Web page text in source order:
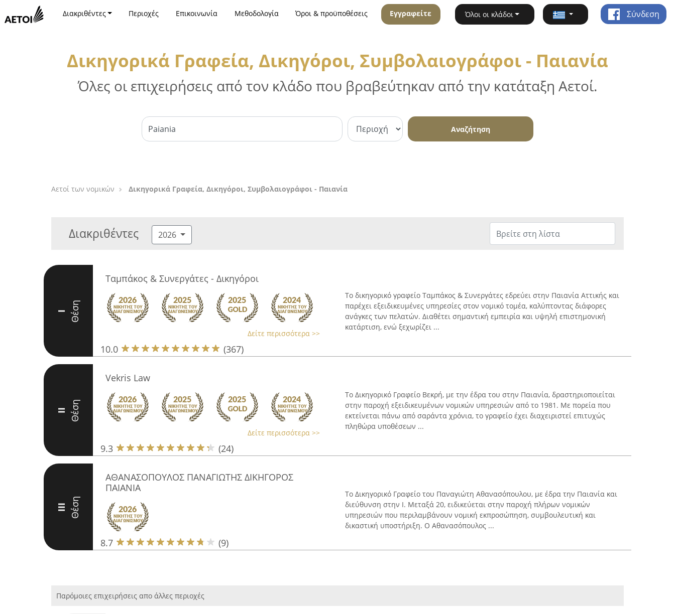
Διακριθέντες Περιοχές Επικοινωνία Μεθοδολογία Όροι & προϋποθέσεις Εγγραφείτε Όλοι οι κλάδοι Σύνδεση
Δικηγορικά Γραφεία, Δικηγόροι, Συμβολαιογράφοι - Παιανία
Όλες οι επιχειρήσεις από τον κλάδο που βραβεύτηκαν από την κατάταξη Αετοί.
Αναζήτηση
Αετοί των νομικών Δικηγορικά Γραφεία, Δικηγόροι, Συμβολαιογράφοι - Παιανία
Διακριθέντες 2026
I Θέση
Ταμπάκος & Συνεργάτες - Δικηγόροι
Δείτε περισσότερα >>
10.0 (367)
Το δικηγορικό γραφείο Ταμπάκος & Συνεργάτες εδρεύει στην Παιανία Αττικής και
παρέχει εξειδικευμένες υπηρεσίες στον νομικό τομέα, καλύπτοντας διάφορες
ανάγκες των πελατών. Διαθέτει σημαντική εμπειρία και υψηλή επιστημονική
κατάρτιση, ενώ ξεχωρίζει ...
II Θέση
Vekris Law
Δείτε περισσότερα >>
9.3 (24)
Το Δικηγορικό Γραφείο Βεκρή, με την έδρα του στην Παιανία, δραστηριοποιείται
στην παροχή εξειδικευμένων νομικών υπηρεσιών από το 1981. Με πορεία που
εκτείνεται πάνω από σαράντα χρόνια, το γραφείο έχει διαχειριστεί επιτυχώς
πληθώρα υποθέσεων ...
III Θέση
ΑΘΑΝΑΣΟΠΟΥΛΟΣ ΠΑΝΑΓΙΩΤΗΣ ΔΙΚΗΓΟΡΟΣ
ΠΑΙΑΝΙΑ
8.7 (9)
Το Δικηγορικό Γραφείο του Παναγιώτη Αθανασόπουλου, με έδρα την Παιανία και
διεύθυνση στην Ι. Μεταξά 20, ειδικεύεται στην παροχή πλήρων νομικών
υπηρεσιών που περιλαμβάνουν νομική εκπροσώπηση, συμβουλευτική και
δικαστική υποστήριξη. Ο Αθανασόπουλος ...
Παρόμοιες επιχειρήσεις απο άλλες περιοχές